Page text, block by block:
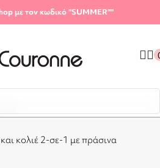
με τον κωδικό "SUMMER""